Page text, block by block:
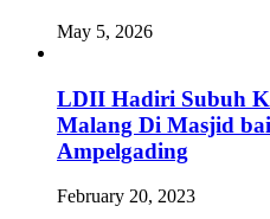
May 5, 2026
LDII Hadiri Subuh
Malang Di Masjid
Ampelgading
February 20, 2023